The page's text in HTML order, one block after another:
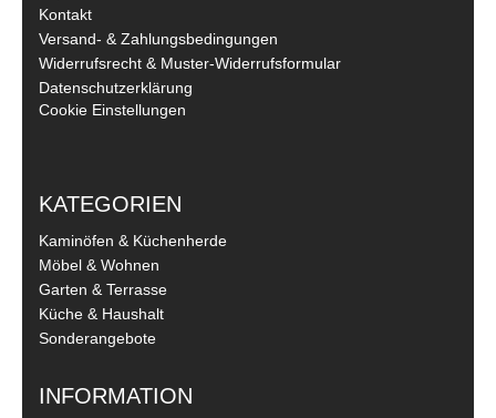
Kontakt
Versand- & Zahlungsbedingungen
Widerrufsrecht & Muster-Widerrufsformular
Datenschutzerklärung
Cookie Einstellungen
KATEGORIEN
Kaminöfen & Küchenherde
Möbel & Wohnen
Garten & Terrasse
Küche & Haushalt
Sonderangebote
INFORMATION